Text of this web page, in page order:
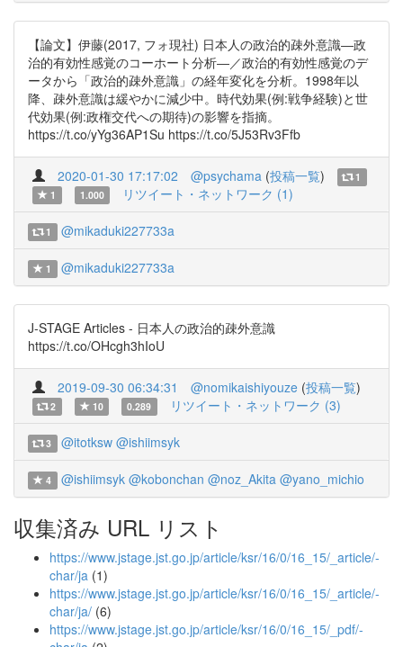
【論文】伊藤(2017, フォ現社) 日本人の政治的疎外意識―政
治的有効性感覚のコーホート分析―／政治的有効性感覚のデ
ータから「政治的疎外意識」の経年変化を分析。1998年以
降、疎外意識は緩やかに減少中。時代効果(例:戦争経験)と世
代効果(例:政権交代への期待)の影響を指摘。
https://t.co/yYg36AP1Su https://t.co/5J53Rv3Ffb
2020-01-30 17:17:02 @psychama (投稿一覧)
1
1
1.000 リツイート・ネットワーク (1)
1 @mikaduki227733a
1 @mikaduki227733a
J-STAGE Articles - 日本人の政治的疎外意識
https://t.co/OHcgh3hIoU
2019-09-30 06:34:31 @nomikaishiyouze (投稿一覧)
2 10 0.289 リツイート・ネットワーク (3)
3 @itotksw @ishiimsyk
4 @ishiimsyk @kobonchan @noz_Akita @yano_michio
収集済み URL リスト
https://www.jstage.jst.go.jp/article/ksr/16/0/16_15/_article/-
char/ja (1)
https://www.jstage.jst.go.jp/article/ksr/16/0/16_15/_article/-
char/ja/ (6)
https://www.jstage.jst.go.jp/article/ksr/16/0/16_15/_pdf/-